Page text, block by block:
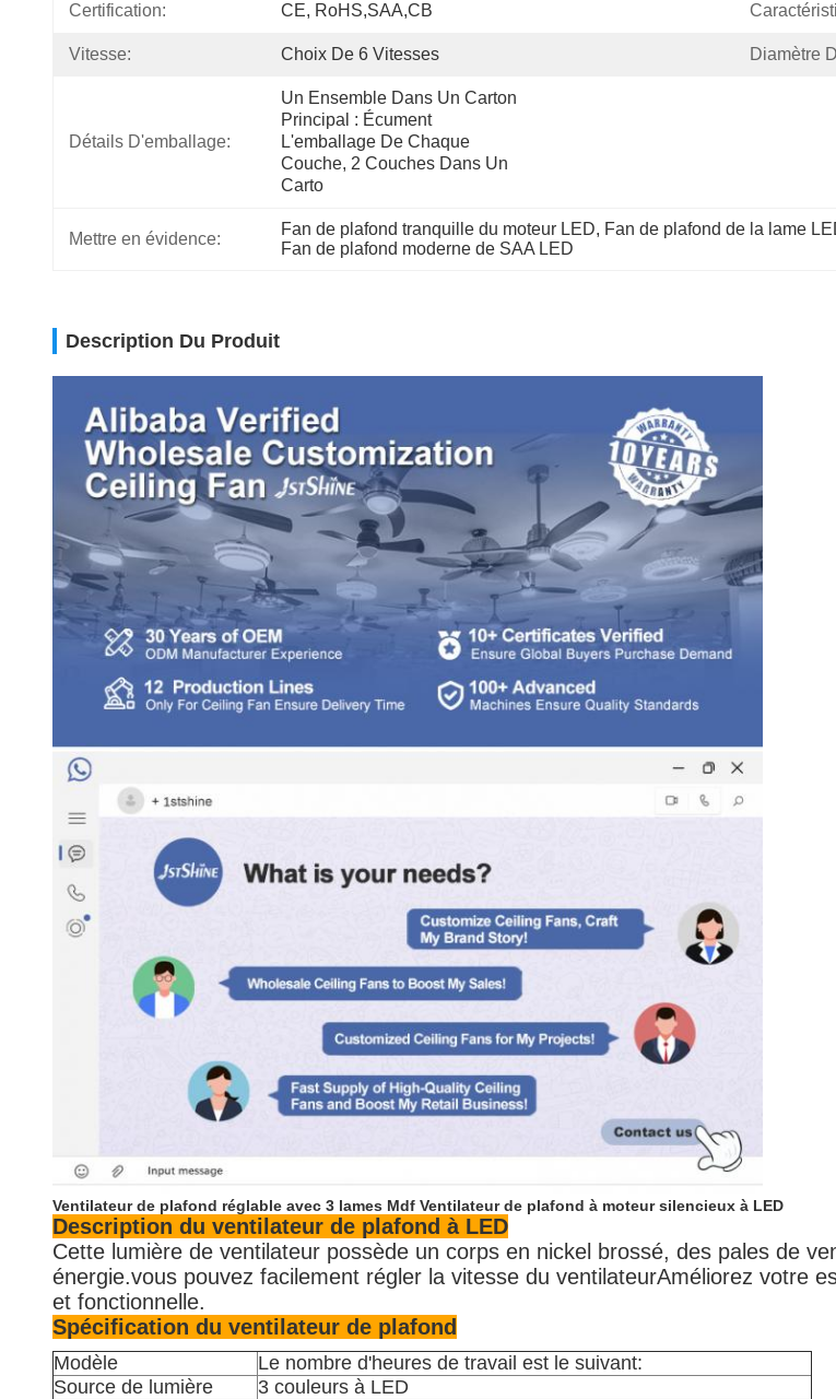
Certification: CE, RoHS,SAA,CB
Vitesse: Choix De 6 Vitesses Diamètre
Détails D'emballage:
Un Ensemble Dans Un Carton
Principal : Écument
L'emballage De Chaque
Couche, 2 Couches Dans Un
Carto
Mettre en évidence:
Fan de plafond tranquille du moteur LED, Fan de plafond de la lame
Fan de plafond moderne de SAA LED
Description Du Produit
Ventilateur de plafond réglable avec 3 lames Mdf Ventilateur de plafond à moteur silencieux à LED
Description du ventilateur de plafond à LED
Cette lumière de ventilateur possède un corps en nickel brossé, des pales de
énergie.vous pouvez facilement régler la vitesse du ventilateurAméliorez votre
et fonctionnelle.
Spécification du ventilateur de plafond
Modèle
Le nombre d'heures de travail est le suivant:
Source de lumière
3 couleurs à LED